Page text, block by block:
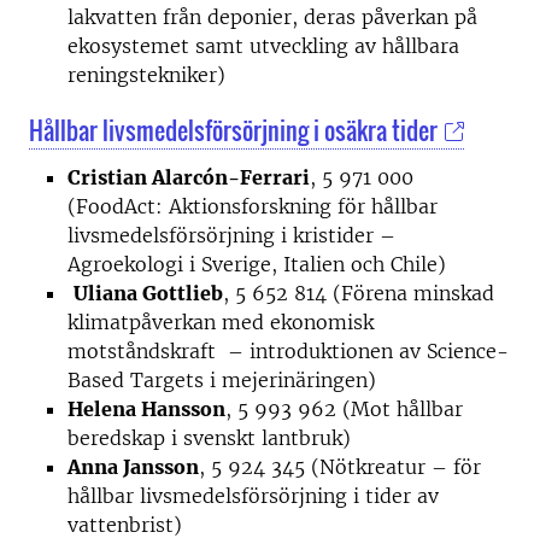
lakvatten från deponier, deras påverkan på
ekosystemet samt utveckling av hållbara
reningstekniker)
Hållbar livsmedelsförsörjning i osäkra tider
Cristian Alarcón-Ferrari, 5 971 000
(FoodAct: Aktionsforskning för hållbar
livsmedelsförsörjning i kristider –
Agroekologi i Sverige, Italien och Chile)
Uliana Gottlieb, 5 652 814 (Förena minskad
klimatpåverkan med ekonomisk
motståndskraft – introduktionen av Science-
Based Targets i mejerinäringen)
Helena Hansson, 5 993 962 (Mot hållbar
beredskap i svenskt lantbruk)
Anna Jansson, 5 924 345 (Nötkreatur – för
hållbar livsmedelsförsörjning i tider av
vattenbrist)